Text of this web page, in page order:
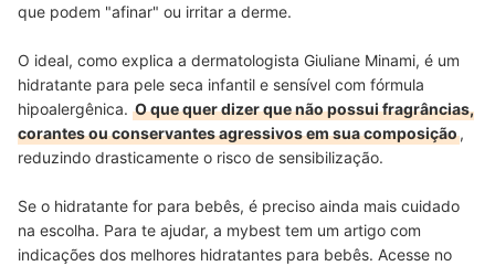
que podem "afinar" ou irritar a derme.
O ideal, como explica a dermatologista Giuliane Minami, é um
hidratante para pele seca infantil e sensível com fórmula
hipoalergênica. O que quer dizer que não possui fragrâncias,
corantes ou conservantes agressivos em sua composição,
reduzindo drasticamente o risco de sensibilização.
Se o hidratante for para bebês, é preciso ainda mais cuidado
na escolha. Para te ajudar, a mybest tem um artigo com
indicações dos melhores hidratantes para bebês. Acesse no